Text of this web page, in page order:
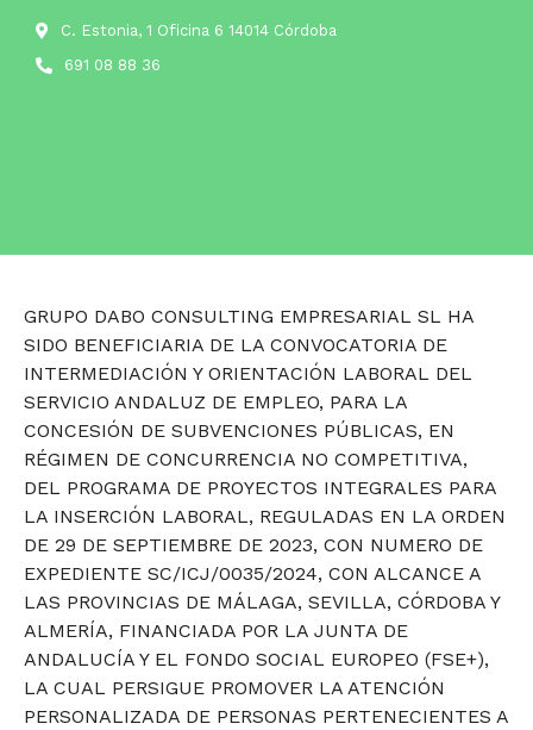
C. Estonia, 1 Oficina 6 14014 Córdoba
691 08 88 36
GRUPO DABO CONSULTING EMPRESARIAL SL HA
SIDO BENEFICIARIA DE LA CONVOCATORIA DE
INTERMEDIACIÓN Y ORIENTACIÓN LABORAL DEL
SERVICIO ANDALUZ DE EMPLEO, PARA LA
CONCESIÓN DE SUBVENCIONES PÚBLICAS, EN
RÉGIMEN DE CONCURRENCIA NO COMPETITIVA,
DEL PROGRAMA DE PROYECTOS INTEGRALES PARA
LA INSERCIÓN LABORAL, REGULADAS EN LA ORDEN
DE 29 DE SEPTIEMBRE DE 2023, CON NUMERO DE
EXPEDIENTE SC/ICJ/0035/2024, CON ALCANCE A
LAS PROVINCIAS DE MÁLAGA, SEVILLA, CÓRDOBA Y
ALMERÍA, FINANCIADA POR LA JUNTA DE
ANDALUCÍA Y EL FONDO SOCIAL EUROPEO (FSE+),
LA CUAL PERSIGUE PROMOVER LA ATENCIÓN
PERSONALIZADA DE PERSONAS PERTENECIENTES A